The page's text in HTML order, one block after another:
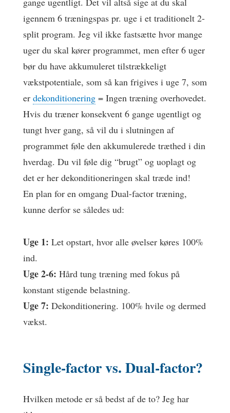
igennem 6 træningspas pr. uge i et traditionelt 2-
split program. Jeg vil ikke fastsætte hvor mange
uger du skal kører programmet, men efter 6 uger
bør du have akkumuleret tilstrækkeligt
vækstpotentiale, som så kan frigives i uge 7, som
er dekonditionering = Ingen træning overhovedet.
Hvis du træner konsekvent 6 gange ugentligt og
tungt hver gang, så vil du i slutningen af
programmet føle den akkumulerede træthed i din
hverdag. Du vil føle dig “brugt” og uoplagt og
det er her dekonditioneringen skal træde ind!
En plan for en omgang Dual-factor træning,
kunne derfor se således ud:
Uge 1: Let opstart, hvor alle øvelser køres 100%
ind.
Uge 2-6: Hård tung træning med fokus på
konstant stigende belastning.
Uge 7: Dekonditionering. 100% hvile og dermed
vækst.
Single-factor vs. Dual-factor?
Hvilken metode er så bedst af de to? Jeg har